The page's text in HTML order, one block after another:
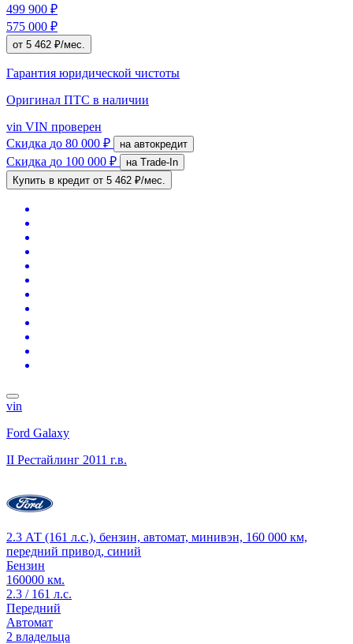
499 900 ₽
575 000 ₽
от 5 462 ₽/мес.
Гарантия юридической чистоты
Оригинал ПТС в наличии
vin VIN проверен
Скидка до 80 000 ₽ на автокредит
Скидка до 100 000 ₽
на Trade-In
Купить в кредит от 5 462 ₽/мес.
vin
Ford Galaxy
II Рестайлинг 2011 г.в.
2.3 АТ (161 л.с.), бензин, автомат, минивэн, 160 000 км,
передний привод, синий
Бензин
160000 км.
2.3 / 161 л.с.
Передний
Автомат
2 владельца